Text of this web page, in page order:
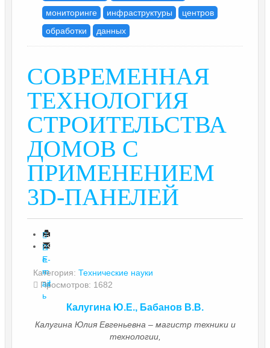
мониторинге
инфраструктуры
центров
обработки
данных
СОВРЕМЕННАЯ
ТЕХНОЛОГИЯ
СТРОИТЕЛЬСТВА
ДОМОВ С
ПРИМЕНЕНИЕМ
3D-ПАНЕЛЕЙ
П
е
ч
ат
ь
E-
m
ail
Категория: Технические науки
Просмотров: 1682
Калугина Ю.Е., Бабанов В.В.
Калугина Юлия Евгеньевна – магистр техники и
технологии,